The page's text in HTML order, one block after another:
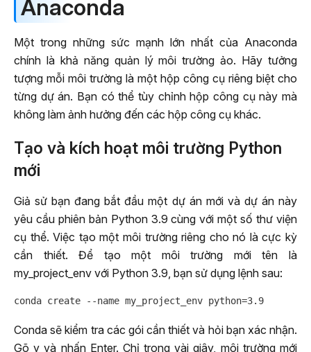
Anaconda
Một trong những sức mạnh lớn nhất của Anaconda
chính là khả năng quản lý môi trường ảo. Hãy tưởng
tượng mỗi môi trường là một hộp công cụ riêng biệt cho
từng dự án. Bạn có thể tùy chỉnh hộp công cụ này mà
không làm ảnh hưởng đến các hộp công cụ khác.
Tạo và kích hoạt môi trường Python
mới
Giả sử bạn đang bắt đầu một dự án mới và dự án này
yêu cầu phiên bản Python 3.9 cùng với một số thư viện
cụ thể. Việc tạo một môi trường riêng cho nó là cực kỳ
cần thiết. Để tạo một môi trường mới tên là
my_project_env với Python 3.9, bạn sử dụng lệnh sau:
Conda sẽ kiểm tra các gói cần thiết và hỏi bạn xác nhận.
Gõ y và nhấn Enter. Chỉ trong vài giây, môi trường mới